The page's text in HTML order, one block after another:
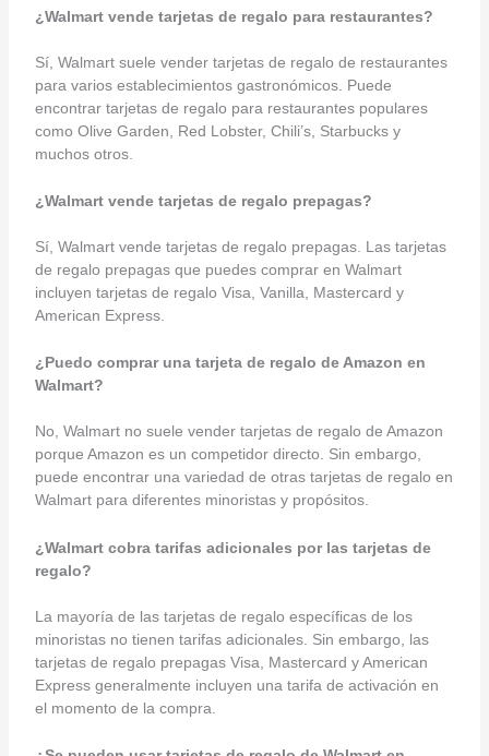
¿Walmart vende tarjetas de regalo para restaurantes?
Sí, Walmart suele vender tarjetas de regalo de restaurantes
para varios establecimientos gastronómicos. Puede
encontrar tarjetas de regalo para restaurantes populares
como Olive Garden, Red Lobster, Chili’s, Starbucks y
muchos otros.
¿Walmart vende tarjetas de regalo prepagas?
Sí, Walmart vende tarjetas de regalo prepagas. Las tarjetas
de regalo prepagas que puedes comprar en Walmart
incluyen tarjetas de regalo Visa, Vanilla, Mastercard y
American Express.
¿Puedo comprar una tarjeta de regalo de Amazon en
Walmart?
No, Walmart no suele vender tarjetas de regalo de Amazon
porque Amazon es un competidor directo. Sin embargo,
puede encontrar una variedad de otras tarjetas de regalo en
Walmart para diferentes minoristas y propósitos.
¿Walmart cobra tarifas adicionales por las tarjetas de
regalo?
La mayoría de las tarjetas de regalo específicas de los
minoristas no tienen tarifas adicionales. Sin embargo, las
tarjetas de regalo prepagas Visa, Mastercard y American
Express generalmente incluyen una tarifa de activación en
el momento de la compra.